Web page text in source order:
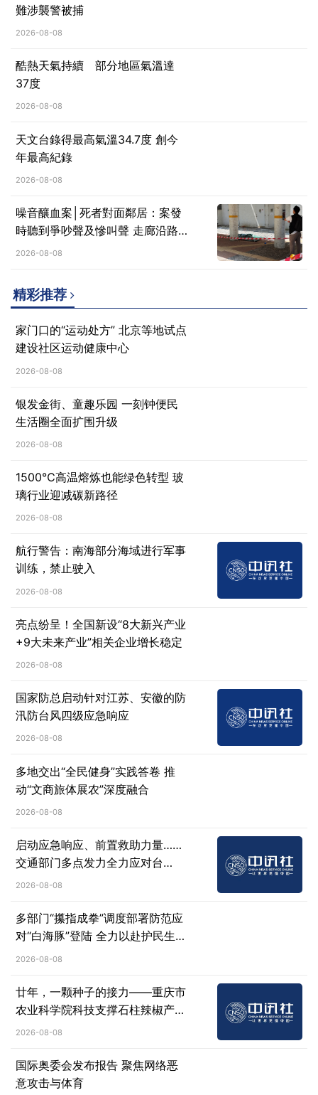
難涉襲警被捕
2026-08-08
酷熱天氣持續 部分地區氣溫達
37度
2026-08-08
天文台錄得最高氣溫34.7度 創今
年最高紀錄
2026-08-08
噪音釀血案│死者對面鄰居：案發
時聽到爭吵聲及慘叫聲 走廊沿路
滿是血
2026-08-08
精彩推荐
家门口的“运动处方” 北京等地试点
建设社区运动健康中心
2026-08-08
银发金街、童趣乐园 一刻钟便民
生活圈全面扩围升级
2026-08-08
1500℃高温熔炼也能绿色转型 玻
璃行业迎减碳新路径
2026-08-08
航行警告：南海部分海域进行军事
训练，禁止驶入
2026-08-08
亮点纷呈！全国新设“8大新兴产业
+9大未来产业”相关企业增长稳定
2026-08-08
国家防总启动针对江苏、安徽的防
汛防台风四级应急响应
2026-08-08
多地交出“全民健身”实践答卷 推
动“文商旅体展农”深度融合
2026-08-08
启动应急响应、前置救助力量……
交通部门多点发力全力应对台
风“白海豚”
2026-08-08
多部门“攥指成拳”调度部署防范应
对“白海豚”登陆 全力以赴护民生保
安全
2026-08-08
廿年，一颗种子的接力——重庆市
农业科学院科技支撑石柱辣椒产业
纪实
2026-08-08
国际奥委会发布报告 聚焦网络恶
意攻击与体育